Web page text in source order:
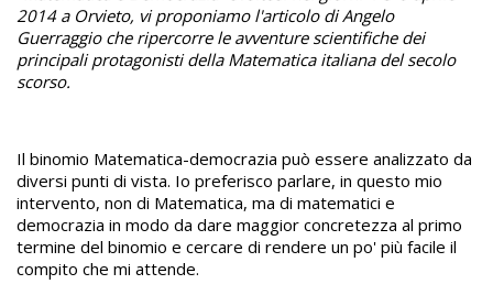
2014 a Orvieto, vi proponiamo l'articolo di Angelo
Guerraggio che ripercorre le avventure scientifiche dei
principali protagonisti della Matematica italiana del secolo
scorso.
Il binomio Matematica-democrazia può essere analizzato da
diversi punti di vista. Io preferisco parlare, in questo mio
intervento, non di Matematica, ma di matematici e
democrazia in modo da dare maggior concretezza al primo
termine del binomio e cercare di rendere un po' più facile il
compito che mi attende.